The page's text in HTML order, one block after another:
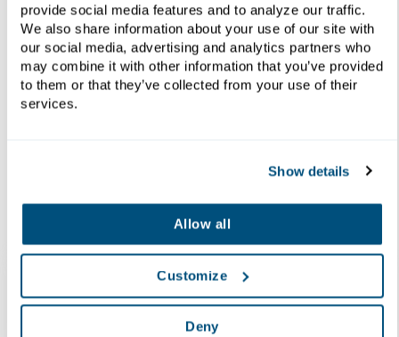
provide social media features and to analyze our traffic.
We also share information about your use of our site with
our social media, advertising and analytics partners who
may combine it with other information that you’ve provided
to them or that they’ve collected from your use of their
services.
Show details
Allow all
Customize
Deny
separazione liquido-solido per una varietà di
industrie, la validità dei test di laboratorio di
Diefenbach è garantita dal successo delle
installazioni di queste apparecchiature in tutto il
mondo.
Servizi